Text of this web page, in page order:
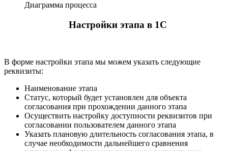
Диаграмма процесса
Настройки этапа в 1С
В форме настройки этапа мы можем указать следующие
реквизиты:
Наименование этапа
Статус, который будет установлен для объекта
согласования при прохождении данного этапа
Осуществить настройку доступности реквизитов при
согласовании пользователем данного этапа
Указать плановую длительность согласования этапа, в
случае необходимости дальнейшего сравнения